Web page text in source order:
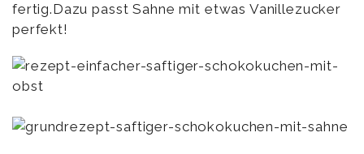
fertig.Dazu passt Sahne mit etwas Vanillezucker
perfekt!